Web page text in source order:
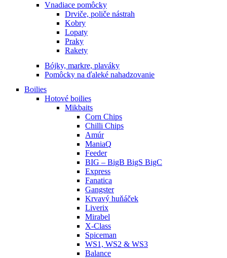
Vnadiace pomôcky
Drviče, poliče nástrah
Kobry
Lopaty
Praky
Rakety
Bójky, markre, plaváky
Pomôcky na ďaleké nahadzovanie
Boilies
Hotové boilies
Mikbaits
Corn Chips
Chilli Chips
Amúr
ManiaQ
Feeder
BIG – BigB BigS BigC
Express
Fanatica
Gangster
Krvavý huňáček
Liverix
Mirabel
X-Class
Spiceman
WS1, WS2 & WS3
Balance